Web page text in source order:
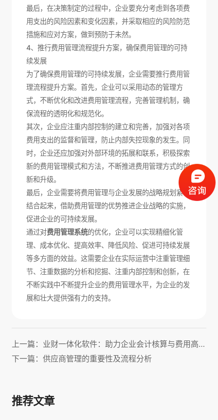
最后，在决策制定的过程中，企业要充分考虑到各项费
用支出的风险因素和变化因素，并采取相应的风险防范
措施和应对方案，做到预防于未然。
4、推行费用管理流程提升方案，确保费用管理的可持
续发展
为了确保费用管理的可持续发展，企业需要推行费用管
理流程提升方案。首先，企业可以采用动态的管理方
式，不断优化和改进费用管理流程，完善管理机制，确
保流程的透明化和规范化。
其次，企业应注重内部控制的建立和完善，加强对各项
费用支出的监督和管理，防止内部失控现象的发生。同
时，企业还应加强对外部环境的拓展和联系，积极探索
新的费用管理模式和方法，不断推进费用管理方式的创
新和升级。
最后，企业需要将费用管理与企业发展的战略规划紧密
结合起来，借助费用管理的优势推进企业战略的实施，
促进企业的可持续发展。
通过对费用管理系统的优化，企业可以实现精细化管
理、成本优化、提高效率、降低风险、促进可持续发展
等多方面的效益。这需要企业在实际运营中注重管理细
节、注重数据的分析和挖掘、注重内部控制和创新，在
不断实践中不断提升企业的费用管理水平，为企业的发
展和壮大提供强有力的支持。
上一篇：业财一体化软件：助力企业会计核算与费用高效管理！
下一篇：供应商管理的重要性及流程分析
推荐文章